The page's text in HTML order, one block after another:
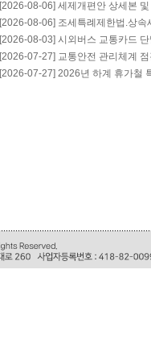
[2026-08-06] 세제개편안 상세본
[2026-08-06] 조세특례제한법.상속
[2026-08-03] 시외버스 교통카드
[2026-07-27] 교통안전 관리체계
[2026-07-27] 2026년 하계 휴가철